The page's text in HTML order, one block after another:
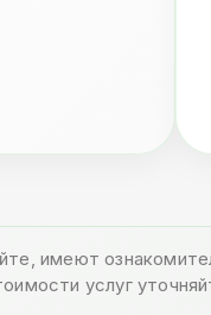
имеют
услуг